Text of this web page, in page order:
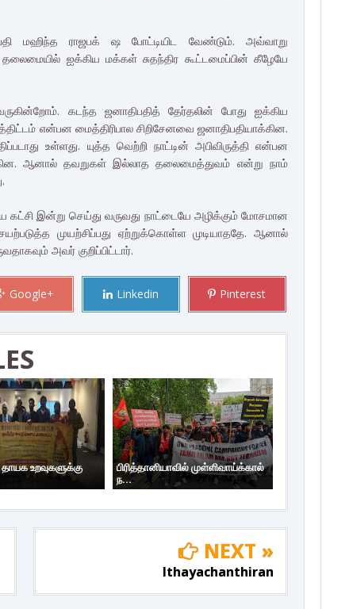
மஹிந்த ராஜபக் ஷ போட்டியிட வேண்டும். அவ்வாறு
தலைமையில் ஐக்கிய மக்கள் சுதந்திர கூட்டமைப்பின் கீழேயே
கடந்த ஜனாதிபதித் தேர்தலின் போது ஐக்கிய
என்பன மைத்திரிபால சிறிசேனவை ஜனாதிபதியாக்கின.
உள்ளது. யுத்த வெற்றி நாட்டின் அபிவிருத்தி என்பன
ஆனால் தவறுகள் இல்லாத தலைமைத்துவம் என்று நாம்
இன்று செய்து வருவது நாட்டையே அழிக்கும் மோசமான
முயற்சிப்பது ஏற்றுக்கொள்ள முடியாததே. ஆனால்
அவர் குறிப்பிட்டார்.
Google+ Linkedin Pinterest
தாயக உறவுகளுக்கு
பிரித்தானியாவில் முள்ளிவாய்க்கால்
ந...
NEXT »
Ithayachanthiran